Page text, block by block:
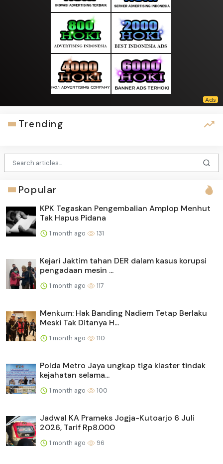
Trending
Popular
KPK Tegaskan Pengembalian Amplop Menhut
Tak Hapus Pidana
1 month ago 131
Kejari Jaktim tahan DER dalam kasus korupsi
pengadaan mesin ...
1 month ago 117
Menkum: Hak Banding Nadiem Tetap Berlaku
Meski Tak Ditanya H...
1 month ago 110
Polda Metro Jaya ungkap tiga klaster tindak
kejahatan selama...
1 month ago 100
Jadwal KA Prameks Jogja-Kutoarjo 6 Juli
2026, Tarif Rp8.000
1 month ago 96